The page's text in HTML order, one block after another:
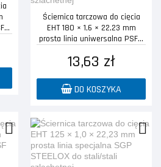
Ściernica tarczowa do cięcia
EHT 180 × 1,6 × 22,23 mm
prosta linia uniwersalna PSF...
13,63 zł
DO KOSZYKA